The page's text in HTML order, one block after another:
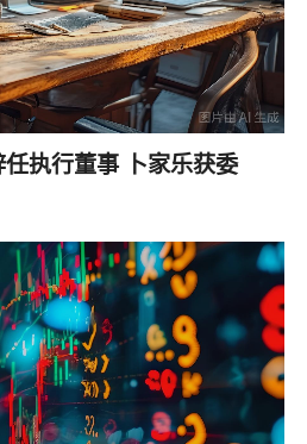
执行董事 卜家乐获委